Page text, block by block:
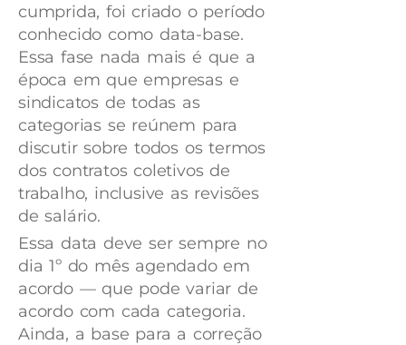
cumprida, foi criado o período
conhecido como data-base.
Essa fase nada mais é que a
época em que empresas e
sindicatos de todas as
categorias se reúnem para
discutir sobre todos os termos
dos contratos coletivos de
trabalho, inclusive as revisões
de salário.
Essa data deve ser sempre no
dia 1º do mês agendado em
acordo — que pode variar de
acordo com cada categoria.
Ainda, a base para a correção